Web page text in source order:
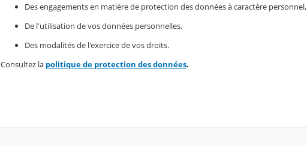
Des engagements en matière de protection des données à caractère personnel,
De l'utilisation de vos données personnelles,
Des modalités de l'exercice de vos droits.
Consultez la politique de protection des données.